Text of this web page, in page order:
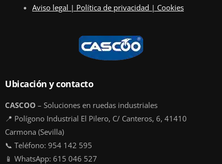
Aviso legal | Política de privacidad | Cookies
Ubicación y contacto
CASCOO – Soluciones en ruedas industriales
📍 Polígono Industrial El Pilero, C/ Canteros, 6, 41410
Carmona (Sevilla)
📞 Teléfono: 954 142 595
📱 WhatsApp: 615 046 527